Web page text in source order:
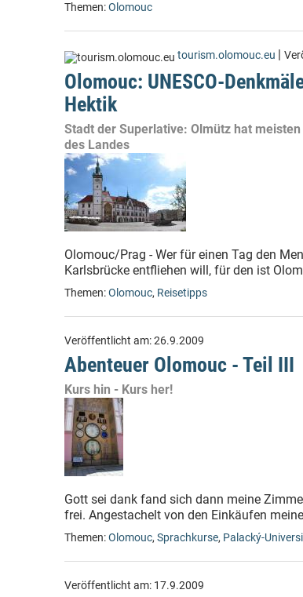
Themen:Olomouc
tourism.olomouc.eu |
Olomouc: UNESCO-
Hektik
Stadt der Superlative: Olmütz hat
des Landes
Olomouc/Prag - Wer für einen Tag den
Karlsbrücke entfliehen will, für den ist
Themen:Olomouc, Reisetipps
Veröffentlicht am:26.9.2009
Abenteuer Olomouc - Teil III
Kurs hin - Kurs her!
Gott sei dank fand sich dann meine
frei. Angestachelt von den Einkäufen
Themen:Olomouc, Sprachkurse, Palacký-
Veröffentlicht am: 17.9.2009